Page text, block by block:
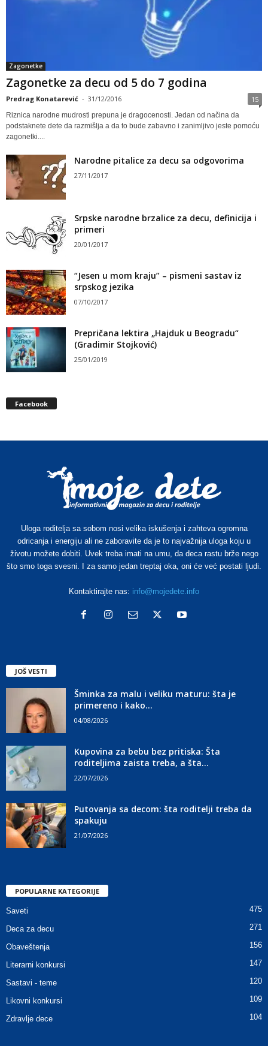
Zagonetke
Zagonetke za decu od 5 do 7 godina
Predrag Konatarević - 31/12/2016 15
Riznica narodne mudrosti prepuna je dragocenosti. Jedan od načina da
podstaknete dete da razmišlja a da to bude zabavno i zanimljivo jeste pomoću
zagonetki....
Narodne pitalice za decu sa odgovorima
27/11/2017
Srpske narodne brzalice za decu, definicija i
primeri
20/01/2017
“Jesen u mom kraju” – pismeni sastav iz
srpskog jezika
07/10/2017
Prepričana lektira „Hajduk u Beogradu“
(Gradimir Stojković)
25/01/2019
Facebook
Uloga roditelja sa sobom nosi velika iskušenja i zahteva ogromna
odricanja i energiju ali ne zaboravite da je to najvažnija uloga koju u
životu možete dobiti. Uvek treba imati na umu, da deca rastu brže nego
što smo toga svesni. I za samo jedan treptaj oka, oni će već postati ljudi.
Kontaktirajte nas: info@mojedete.info
JOŠ VESTI
Šminka za malu i veliku maturu: šta je
primereno i kako...
04/08/2026
Kupovina za bebu bez pritiska: Šta
roditeljima zaista treba, a šta...
22/07/2026
Putovanja sa decom: šta roditelji treba da
spakuju
21/07/2026
POPULARNE KATEGORIJE
Saveti 475
Deca za decu 271
Obaveštenja 156
Literarni konkursi 147
Sastavi - teme 120
Likovni konkursi 109
Zdravlje dece 104